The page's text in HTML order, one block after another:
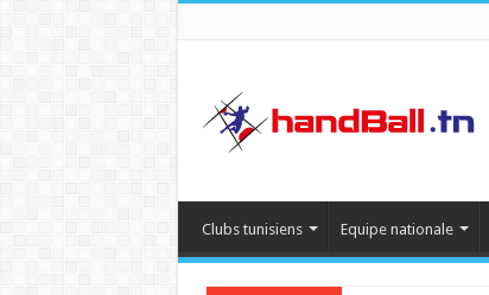
Clubs tunisiens Equipe nationale